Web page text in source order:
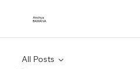
Anchya
BAMANA
All Posts